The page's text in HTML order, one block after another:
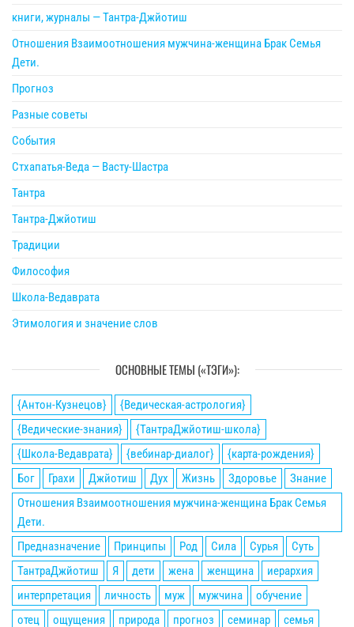
книги, журналы — Тантра-Джйотиш
Отношения Взаимоотношения мужчина-женщина Брак Семья
Дети.
Прогноз
Разные советы
События
Стхапатья-Веда — Васту-Шастра
Тантра
Тантра-Джйотиш
Традиции
Философия
Школа-Ведаврата
Этимология и значение слов
ОСНОВНЫЕ ТЕМЫ («ТЭГИ»):
{Антон-Кузнецов}
{Ведическая-астрология}
{Ведические-знания}
{ТантраДжйотиш-школа}
{Школа-Ведаврата}
{вебинар-диалог}
{карта-рождения}
Бог
Грахи Джйотиш Дух Жизнь Здоровье
Знание
Отношения Взаимоотношения мужчина-женщина Брак Семья
Дети.
Предназначение
Принципы Род Сила Сурья
Суть
ТантраДжйотиш
Я дети жена женщина
иерархия
интерпретация
личность муж мужчина
обучение
отец
ощущения природа прогноз семинар семья